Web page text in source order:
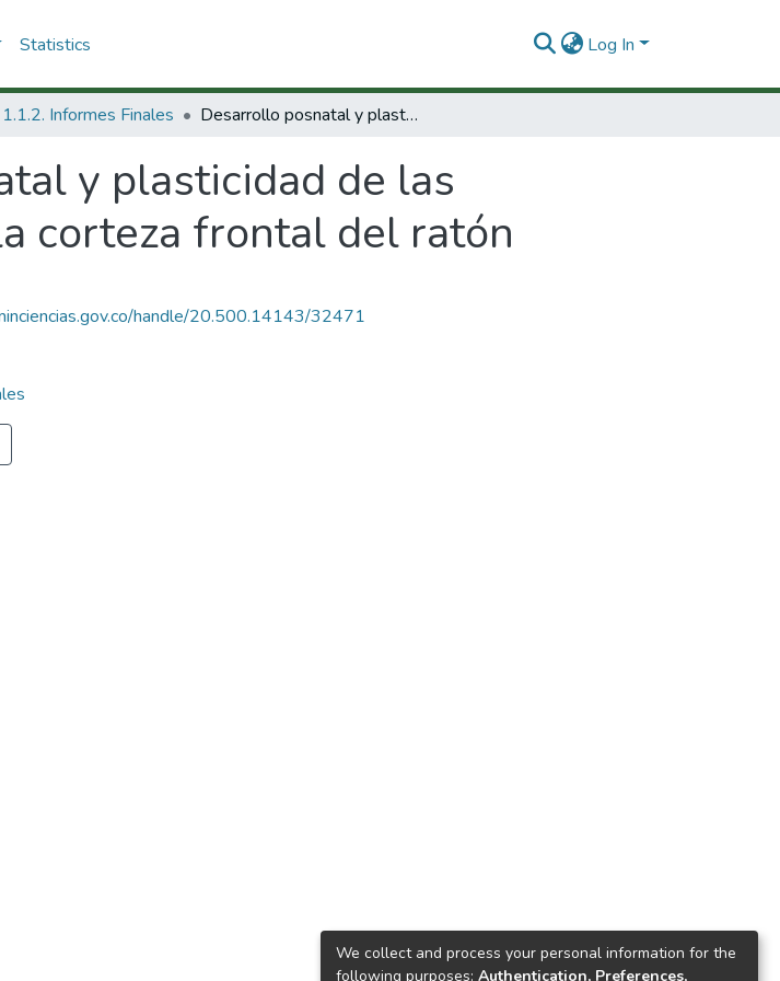
Statistics Log In
1.1.2. Informes Finales Desarrollo posnatal y plasticidad de las proyecciones colinérgicas a la corteza frontal del ratón
y plasticidad de las
corteza frontal del ratón
handle/20.500.14143/32471
We collect and process your personal information for the
following purposes: Authentication, Preferences,